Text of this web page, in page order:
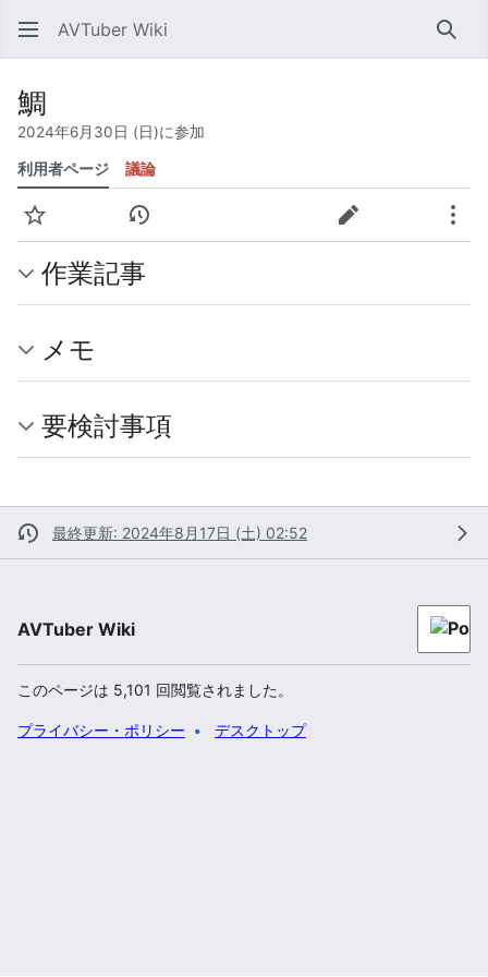
AVTuber Wiki 検索
鯛
2024年6月30日 (日)に参加
利用者ページ 議論
ウォッチ 履歴を表示 編集 そ
作業記事
メモ
要検討事項
最終更新: 2024年8月17日 (土) 02:52
AVTuber Wiki
このページは 5,101 回閲覧されました。
プライバシー・ポリシー デスクトップ